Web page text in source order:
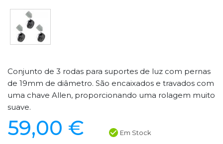
Conjunto de 3 rodas para suportes de luz com pernas
de 19mm de diâmetro. São encaixados e travados com
uma chave Allen, proporcionando uma rolagem muito
suave.
59,00 € Em Stock